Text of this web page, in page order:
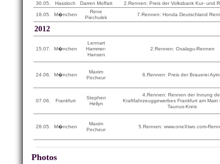
30.05. Hassloch Darren Moffatt 2.Rennen: Preis der Volksbank Kur- und
18.05. M�nchen
Rene
Piechulek
7.Rennen: Honda Deutschland
2012
15.07. M�nchen
Lennart
Hammer-
Hansen
2.Rennen: Oxalagu-Rennen
24.06. M�nchen
Maxim
Pecheur
6.Rennen: Preis der Brauerei
07.06. Frankfurt
Stephen
Hellyn
4.Rennen: Rennen der Innung
Kraftfahrzeuggewerbes Frankfurt am Main
Taunus-Kreis
28.05. M�nchen
Maxim
Pecheur
5.Rennen: www.oneXtwo.com-
Photos